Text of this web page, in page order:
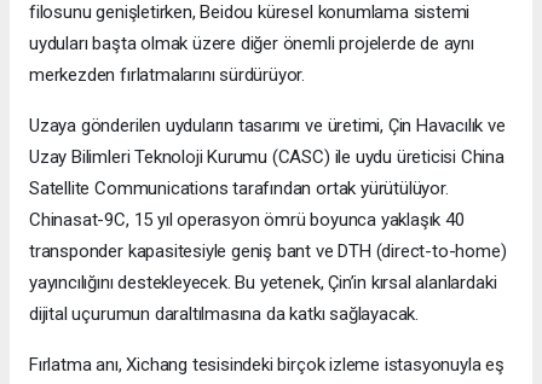
filosunu genişletirken, Beidou küresel konumlama sistemi
uyduları başta olmak üzere diğer önemli projelerde de aynı
merkezden fırlatmalarını sürdürüyor.
Uzaya gönderilen uyduların tasarımı ve üretimi, Çin Havacılık ve
Uzay Bilimleri Teknoloji Kurumu (CASC) ile uydu üreticisi China
Satellite Communications tarafından ortak yürütülüyor.
Chinasat-9C, 15 yıl operasyon ömrü boyunca yaklaşık 40
transponder kapasitesiyle geniş bant ve DTH (direct-to-home)
yayıncılığını destekleyecek. Bu yetenek, Çin’in kırsal alanlardaki
dijital uçurumun daraltılmasına da katkı sağlayacak.
Fırlatma anı, Xichang tesisindeki birçok izleme istasyonuyla eş